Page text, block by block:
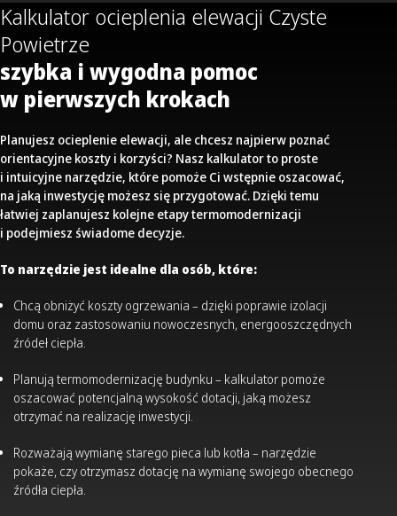
Kalkulator ocieplenia elewacji Czyste
Powietrze
szybka i wygodna pomoc
w pierwszych krokach
Planujesz ocieplenie elewacji, ale chcesz najpierw poznać
orientacyjne koszty i korzyści? Nasz kalkulator to proste
i intuicyjne narzędzie, które pomoże Ci wstępnie oszacować,
na jaką inwestycję możesz się przygotować. Dzięki temu
łatwiej zaplanujesz kolejne etapy termomodernizacji
i podejmiesz świadome decyzje.
To narzędzie jest idealne dla osób, które:
Chcą obniżyć koszty ogrzewania – dzięki poprawie izolacji
domu oraz zastosowaniu nowoczesnych, energooszczędnych
źródeł ciepła.
Planują termomodernizację budynku – kalkulator pomoże
oszacować potencjalną wysokość dotacji, jaką możesz
otrzymać na realizację inwestycji.
Rozważają wymianę starego pieca lub kotła – narzędzie
pokaże, czy otrzymasz dotację na wymianę swojego obecnego
źródła ciepła.